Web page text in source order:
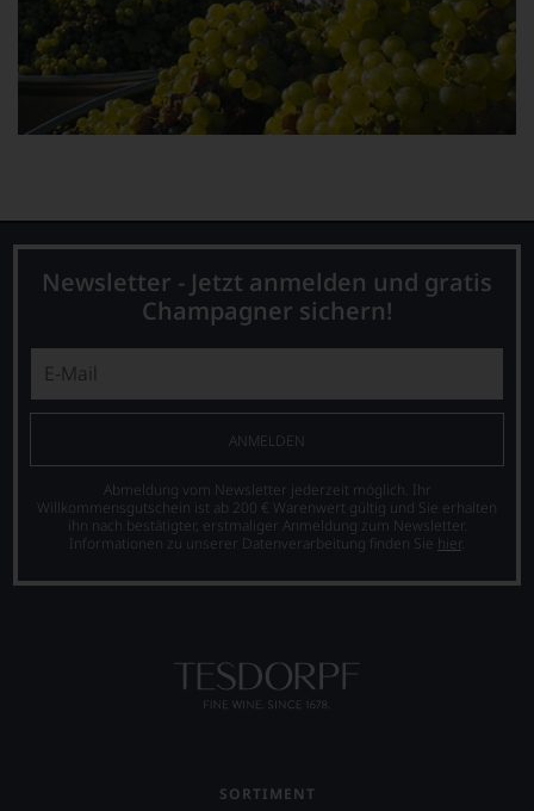
zu
können,
den
richtigen
Wein
zu
Schweizer
Ausgabe,
die
an
und
Gastronomieszene
Newsletter - Jetzt anmelden und gratis
Champagner sichern!
ANMELDEN
Abmeldung vom Newsletter jederzeit möglich. Ihr
Willkommensgutschein ist ab 200 € Warenwert gültig und Sie erhalten
ihn nach bestätigter, erstmaliger Anmeldung zum Newsletter.
Informationen zu unserer Datenverarbeitung finden Sie hier.
SORTIMENT